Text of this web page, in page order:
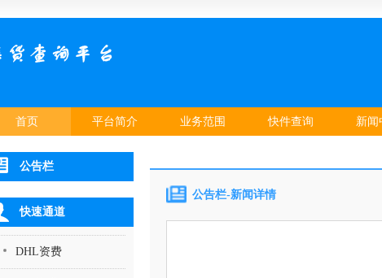
首页 平台简介 业务范围 快件查询 新闻
公告栏
快速通道
DHL资费
公告栏-新闻详情